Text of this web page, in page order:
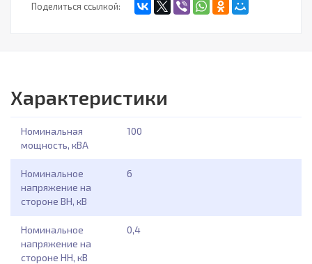
Поделиться ссылкой:
Характеристики
Номинальная
мощность, кВА
100
Номинальное
напряжение на
стороне ВН, кВ
6
Номинальное
напряжение на
стороне НН, кВ
0,4